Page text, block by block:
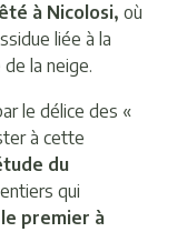
à Nicolosi, où
liée à la
la neige.
le délice des «
à cette
du
qui
premier à